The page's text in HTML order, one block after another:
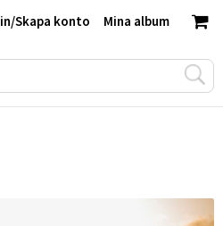
Mina album
/Skapa konto